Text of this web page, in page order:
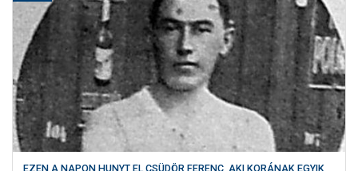
EZEN A NAPON HUNYT EL CSÜDÖR FERENC, AKI KORÁNAK EGYIK